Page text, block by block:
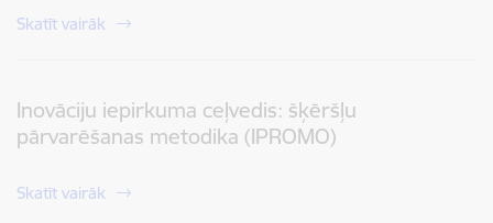
Skatīt vairāk
Inovāciju iepirkuma ceļvedis: šķēršļu
pārvarēšanas metodika (IPROMO)
Skatīt vairāk